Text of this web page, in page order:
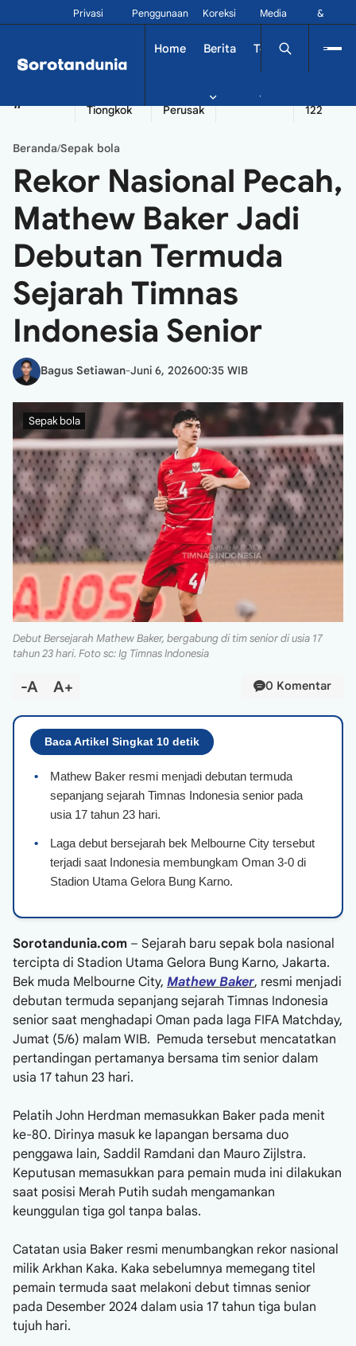
Privasi Penggunaan Koreksi
Media
&
Home Berita Tekno Dinamika
#
Tiongkok
Perusak
Seychelles
122
Beranda/Sepak bola
Rekor Nasional Pecah,
Mathew Baker Jadi
Debutan Termuda
Sejarah Timnas
Indonesia Senior
Bagus Setiawan-Juni 6, 202600:35 WIB
Sepak bola
Debut Bersejarah Mathew Baker, bergabung di tim senior di usia 17
tahun 23 hari. Foto sc: Ig Timnas Indonesia
-A A+ 0 Komentar
Baca Artikel Singkat 10 detik
•
Mathew Baker resmi menjadi debutan termuda
sepanjang sejarah Timnas Indonesia senior pada
usia 17 tahun 23 hari.
•
Laga debut bersejarah bek Melbourne City tersebut
terjadi saat Indonesia membungkam Oman 3-0 di
Stadion Utama Gelora Bung Karno.
Sorotandunia.com – Sejarah baru sepak bola nasional
tercipta di Stadion Utama Gelora Bung Karno, Jakarta.
Bek muda Melbourne City, Mathew Baker, resmi menjadi
debutan termuda sepanjang sejarah Timnas Indonesia
senior saat menghadapi Oman pada laga FIFA Matchday,
Jumat (5/6) malam WIB. Pemuda tersebut mencatatkan
pertandingan pertamanya bersama tim senior dalam
usia 17 tahun 23 hari.
Pelatih John Herdman memasukkan Baker pada menit
ke-80. Dirinya masuk ke lapangan bersama duo
penggawa lain, Saddil Ramdani dan Mauro Zijlstra.
Keputusan memasukkan para pemain muda ini dilakukan
saat posisi Merah Putih sudah mengamankan
keunggulan tiga gol tanpa balas.
Catatan usia Baker resmi menumbangkan rekor nasional
milik Arkhan Kaka. Kaka sebelumnya memegang titel
pemain termuda saat melakoni debut timnas senior
pada Desember 2024 dalam usia 17 tahun tiga bulan
tujuh hari.